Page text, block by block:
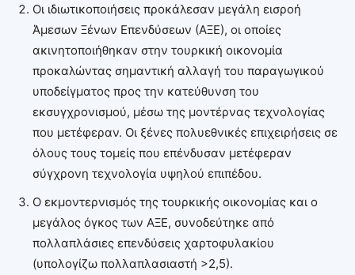
Οι ιδιωτικοποιήσεις προκάλεσαν μεγάλη εισροή
Άμεσων Ξένων Επενδύσεων (ΑΞΕ), οι οποίες
ακινητοποιήθηκαν στην τουρκική οικονομία
προκαλώντας σημαντική αλλαγή του παραγωγικού
υποδείγματος προς την κατεύθυνση του
εκσυγχρονισμού, μέσω της μοντέρνας τεχνολογίας
που μετέφεραν. Οι ξένες πολυεθνικές επιχειρήσεις σε
όλους τους τομείς που επένδυσαν μετέφεραν
σύγχρονη τεχνολογία υψηλού επιπέδου.
Ο εκμοντερνισμός της τουρκικής οικονομίας και ο
μεγάλος όγκος των ΑΞΕ, συνοδεύτηκε από
πολλαπλάσιες επενδύσεις χαρτοφυλακίου
(υπολογίζω πολλαπλασιαστή >2,5).